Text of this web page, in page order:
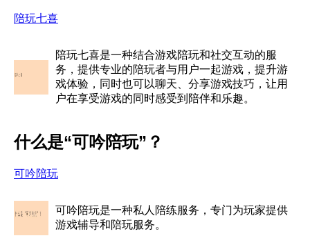
陪玩七喜
陪玩七喜是一种结合游戏陪玩和社交互动的服
务，提供专业的陪玩者与用户一起游戏，提升游
戏体验，同时也可以聊天、分享游戏技巧，让用
户在享受游戏的同时感受到陪伴和乐趣。
什么是“可吟陪玩”？
可吟陪玩
可吟陪玩是一种私人陪练服务，专门为玩家提供
游戏辅导和陪玩服务。